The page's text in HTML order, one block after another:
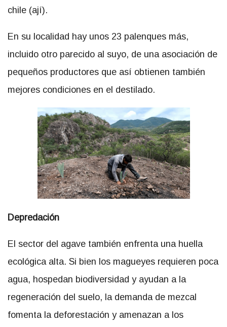
chile (ají).
En su localidad hay unos 23 palenques más,
incluido otro parecido al suyo, de una asociación de
pequeños productores que así obtienen también
mejores condiciones en el destilado.
Depredación
El sector del agave también enfrenta una huella
ecológica alta. Si bien los magueyes requieren poca
agua, hospedan biodiversidad y ayudan a la
regeneración del suelo, la demanda de mezcal
fomenta la deforestación y amenazan a los